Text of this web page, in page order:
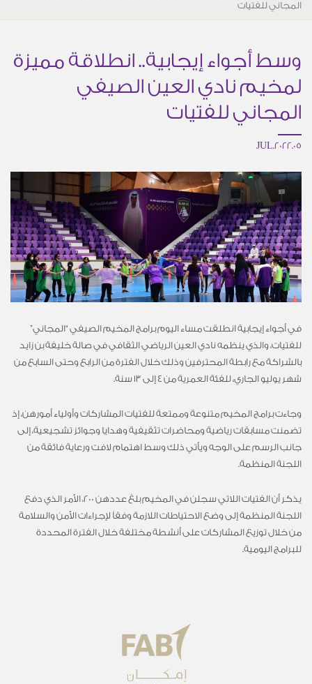
المجاني للفتيات
وسط أجواء إيجابية.. انطلاقة مميزة
لمخيم نادي العين الصيفي
المجاني للفتيات
05.JUL.2022
في أجواء إيجابية انطلقت مساء اليوم برامج المخيم الصيفي “المجاني”
للفتيات، والذي ينظمه نادي العين الرياضي الثقافي في صالة خليفة بن زايد
بالشراكة مع رابطة المحترفين وذلك خلال الفترة من الرابع وحتى السابع من
شهر يوليو الجاري، للفئة العمرية من 4 إلى 13 سنة.
وجاءت برامج المخيم متنوعة وممتعة للفتيات المشاركات وأولياء أمورهن، إذ
تضمنت مسابقات رياضية ومحاضرات تثقيفية وهدايا وجوائز تشجيعية، إلى
جانب الرسم على الوجه ويأتي ذلك وسط اهتمام لافت ورعاية فائقة من
اللجنة المنظمة.
يذكر أن الفتيات اللاتي سجلن في المخيم بلغ عددهن 200، الأمر الذي دفع
اللجنة المنظمة إلى وضع الاحتياطات اللازمة وفقاً لإجراءات الأمن والسلامة
من خلال توزيع المشاركات على أنشطة مختلفة خلال الفترة المحددة
للبرامج اليومية.